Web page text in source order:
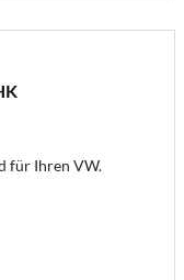
für Ihren VW.